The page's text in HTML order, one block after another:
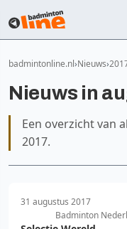
badmintonline.nl Nieuws
Nieuws in
Een overzicht van
2017.
31 augustus 2017
Badminton